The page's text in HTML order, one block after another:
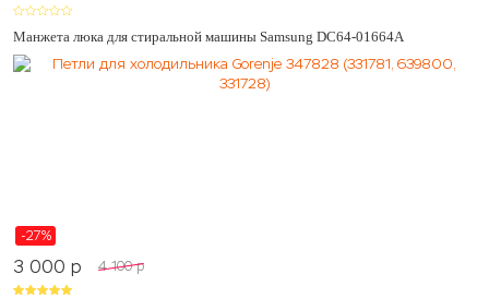
Манжета люка для стиральной машины Samsung DC64-01664A
-27%
3 000 p 4 100 p